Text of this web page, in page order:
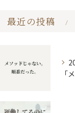
最近の投稿
「